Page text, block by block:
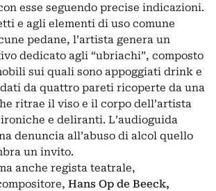
esse seguendo precise indicazioni.
e agli elementi di uso comune
pedane, l’artista genera un
dedicato agli “ubriachi”, composto
sui quali sono appoggiati drink e
da quattro pareti ricoperte da una
ritrae il viso e il corpo dell’artista
e deliranti. L’audioguida
denuncia all’abuso di alcol quello
un invito.
anche regista teatrale,
Hans Op de Beeck,